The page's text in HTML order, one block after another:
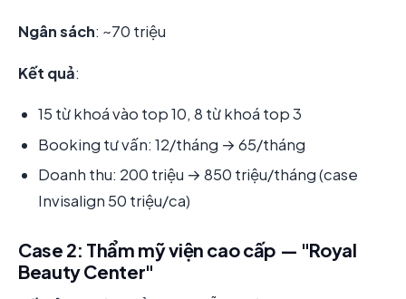
Ngân sách: ~70 triệu
Kết quả:
15 từ khoá vào top 10, 8 từ khoá top 3
Booking tư vấn: 12/tháng → 65/tháng
Doanh thu: 200 triệu → 850 triệu/tháng (case
Invisalign 50 triệu/ca)
Case 2: Thẩm mỹ viện cao cấp — "Royal
Beauty Center"